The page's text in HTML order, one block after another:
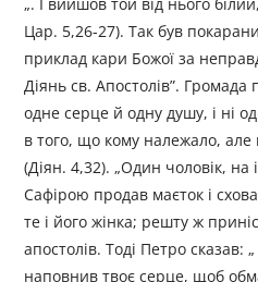
Цар. 5,26-27). Так був
приклад кари Божої за
Діянь св. Апостолів”.
одне серце й одну душу, і ні
в того, що кому належало, але
(Діян. 4,32). „Один чоловік, на
Сафірою продав маєток і
те і його жінка; решту ж
апостолів. Тоді Петро сказав:
наповнив твоє серце, щоб